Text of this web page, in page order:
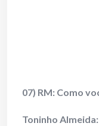
07) RM: Como
Toninho Almeida: